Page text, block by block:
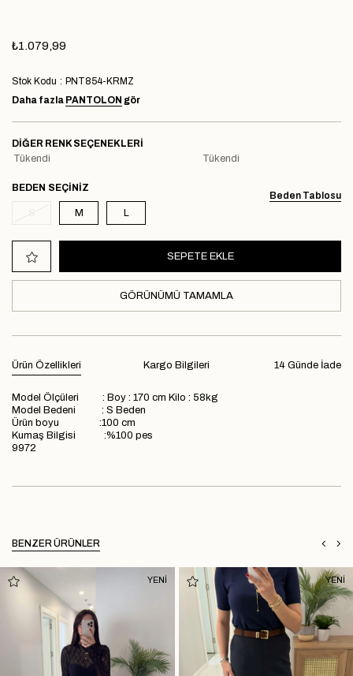
₺1.079,99
Stok Kodu
PNT854-KRMZ
Daha fazla PANTOLON gör
DIĞER RENK SEÇENEKLERI
Tükendi
Tükendi
Beden Tablosu
BEDEN
M L
GÖRÜNÜMÜ TAMAMLA
Ürün Özellikleri 14 Günde İade
Kargo Bilgileri
Model Ölçüleri : Boy : 170 cm Kilo : 58kg
Model Bedeni : S Beden
Ürün boyu :100 cm
Kumaş Bilgisi :%100 pes
9972
BENZER ÜRÜNLER
YENİ YENİ